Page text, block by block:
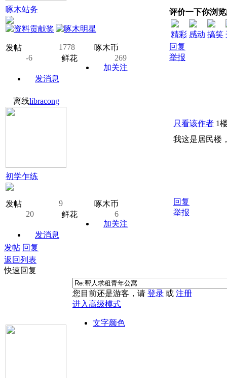
啄木站务
发帖 1778
啄木币
-6
鲜花
269
加关注
发消息
评价一下你浏
精彩 感动 搞笑
回复
举报
离线libracong
初学乍练
发帖 9
啄木币
20
鲜花
6
加关注
发消息
只看该作者 1
我这是居民楼
回复
举报
发帖 回复
返回列表
快速回复
您目前还是游客，请 登录 或 注册
进入高级模式
文字颜色